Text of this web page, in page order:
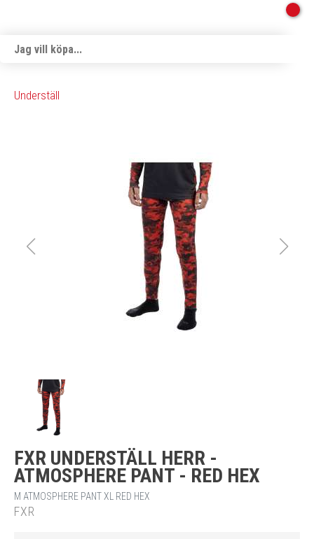
Underställ
FXR UNDERSTÄLL HERR -
ATMOSPHERE PANT - RED HEX
M ATMOSPHERE PANT XL RED HEX
FXR